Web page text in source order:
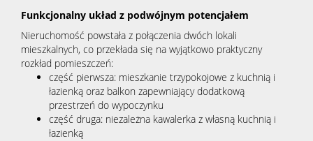
Funkcjonalny układ z podwójnym potencjałem
Nieruchomość powstała z połączenia dwóch lokali
mieszkalnych, co przekłada się na wyjątkowo praktyczny
rozkład pomieszczeń:
część pierwsza: mieszkanie trzypokojowe z kuchnią i
łazienką oraz balkon zapewniający dodatkową
przestrzeń do wypoczynku
część druga: niezależna kawalerka z własną kuchnią i
łazienką